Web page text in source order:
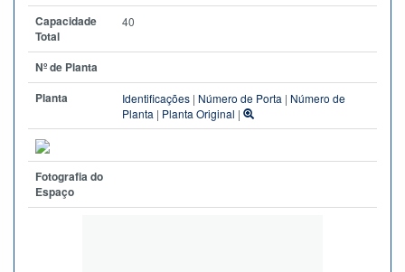
Capacidade
Total
40
Nº de Planta
Planta
Identificações | Número de Porta | Número de
Planta | Planta Original |
Fotografia do
Espaço